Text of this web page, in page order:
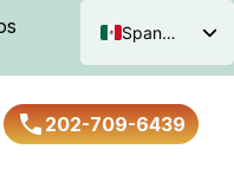
Spanish
English
202-709-6439